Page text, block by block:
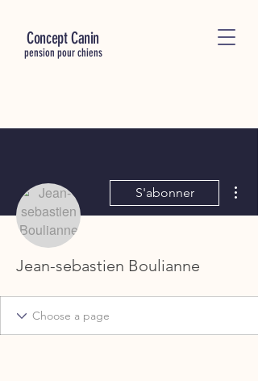
Concept Canin
pension pour chiens
S'abonner
Jean-sebastien Boulianne